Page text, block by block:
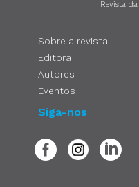
Revista
Sobre a revista
Editora
Autores
Eventos
Siga-nos